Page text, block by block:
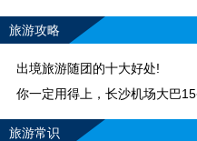
旅游攻略
出境旅游随团的十大好处!
你一定用得上，长沙机场大巴
旅游常识